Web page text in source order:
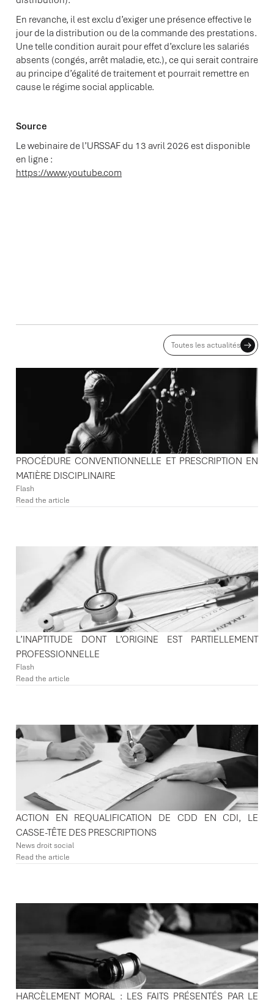
En revanche, il est exclu d’exiger une présence effective le
jour de la distribution ou de la commande des prestations.
Une telle condition aurait pour effet d’exclure les salariés
absents (congés, arrêt maladie, etc.), ce qui serait contraire
au principe d’égalité de traitement et pourrait remettre en
cause le régime social applicable.
Source
Le webinaire de l’URSSAF du 13 avril 2026 est disponible
en ligne :
https://www.youtube.com
ACTUALITES ASSOCIÉES
Toutes les actualités
PROCÉDURE CONVENTIONNELLE ET PRESCRIPTION EN
MATIÈRE DISCIPLINAIRE
Flash
Read the article
L’INAPTITUDE DONT L’ORIGINE EST PARTIELLEMENT
PROFESSIONNELLE
Flash
Read the article
ACTION EN REQUALIFICATION DE CDD EN CDI, LE
CASSE-TÊTE DES PRESCRIPTIONS
News droit social
Read the article
HARCÈLEMENT MORAL : LES FAITS PRÉSENTÉS PAR LE